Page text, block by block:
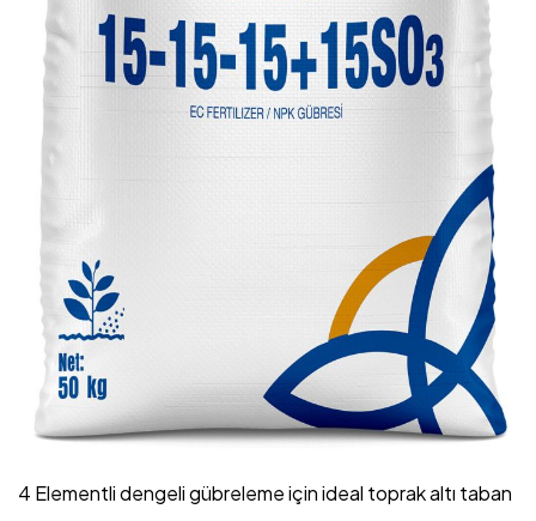
4 Elementli dengeli gübreleme için ideal toprak altı taban